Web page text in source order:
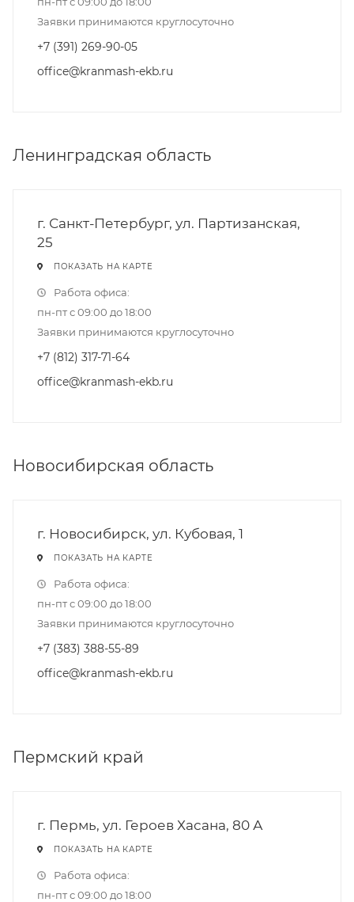
Заявки принимаются круглосуточно
+7 (391) 269-90-05
office@kranmash-ekb.ru
Ленинградская область
г. Санкт-Петербург, ул. Партизанская,
25
ПОКАЗАТЬ НА КАРТЕ
Работа офиса:
пн-пт с 09:00 до 18:00
Заявки принимаются круглосуточно
+7 (812) 317-71-64
office@kranmash-ekb.ru
Новосибирская область
г. Новосибирск, ул. Кубовая, 1
ПОКАЗАТЬ НА КАРТЕ
Работа офиса:
пн-пт с 09:00 до 18:00
Заявки принимаются круглосуточно
+7 (383) 388-55-89
office@kranmash-ekb.ru
Пермский край
г. Пермь, ул. Героев Хасана, 80 А
ПОКАЗАТЬ НА КАРТЕ
Работа офиса:
пн-пт с 09:00 до 18:00